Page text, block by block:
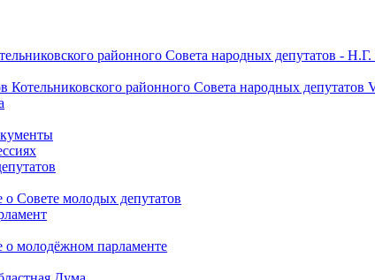
районного Совета народных депутатов -
Котельниковского районного Совета народных депутатов
Совете молодых депутатов
молодёжном парламенте